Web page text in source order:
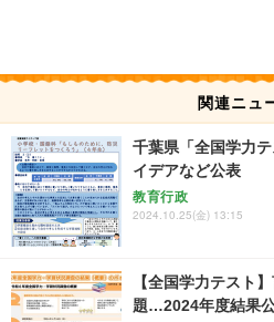
関連ニュ
千葉県「全国学力
イデアなど公表
教育行政
2024.10.25(金) 13:15
【全国学力テスト
題…2024年度結果